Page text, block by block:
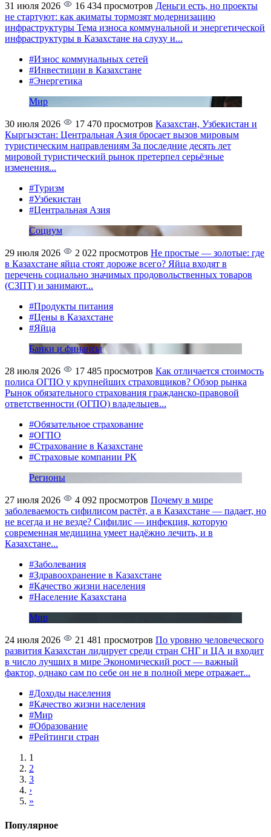
31 июля 2026 16 434 просмотров Деньги есть, но проекты
не стартуют: как акиматы тормозят модернизацию
инфраструктуры Тема износа коммунальной и энергетической
инфраструктуры в Казахстане на слуху и...
#Износ коммунальных сетей
#Инвестиции в Казахстане
#Энергетика
Мир
30 июля 2026 17 470 просмотров Казахстан, Узбекистан и
Кыргызстан: Центральная Азия бросает вызов мировым
туристическим направлениям За последние десять лет
мировой туристический рынок претерпел серьёзные
изменения...
#Туризм
#Узбекистан
#Центральная Азия
Социум
29 июля 2026 2 022 просмотров Не простые — золотые: где
в Казахстане яйца стоят дороже всего? Яйца входят в
перечень социально значимых продовольственных товаров
(СЗПТ) и занимают...
#Продукты питания
#Цены в Казахстане
#Яйца
Банки и финансы
28 июля 2026 17 485 просмотров Как отличается стоимость
полиса ОГПО у крупнейших страховщиков? Обзор рынка
Рынок обязательного страхования гражданско-правовой
ответственности (ОГПО) владельцев...
#Обязательное страхование
#ОГПО
#Страхование в Казахстане
#Страховые компании РК
Регионы
27 июля 2026 4 092 просмотров Почему в мире
заболеваемость сифилисом растёт, а в Казахстане — падает, но
не всегда и не везде? Сифилис — инфекция, которую
современная медицина умеет надёжно лечить, и в
Казахстане...
#Заболевания
#Здравоохранение в Казахстане
#Качество жизни населения
#Население Казахстана
Мир
24 июля 2026 21 481 просмотров По уровню человеческого
развития Казахстан лидирует среди стран СНГ и ЦА и входит
в число лучших в мире Экономический рост — важный
фактор, однако сам по себе он не в полной мере отражает...
#Доходы населения
#Качество жизни населения
#Мир
#Образование
#Рейтинги стран
1
2
3
›
»
Популярное